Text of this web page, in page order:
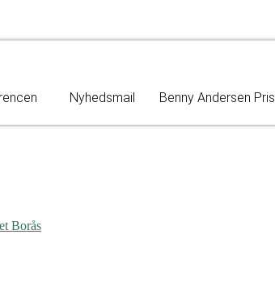
Nyhedsmail Benny Andersen
Borås